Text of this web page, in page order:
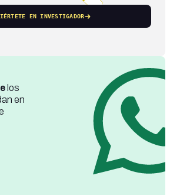
EN INVESTIGADOR
los
en